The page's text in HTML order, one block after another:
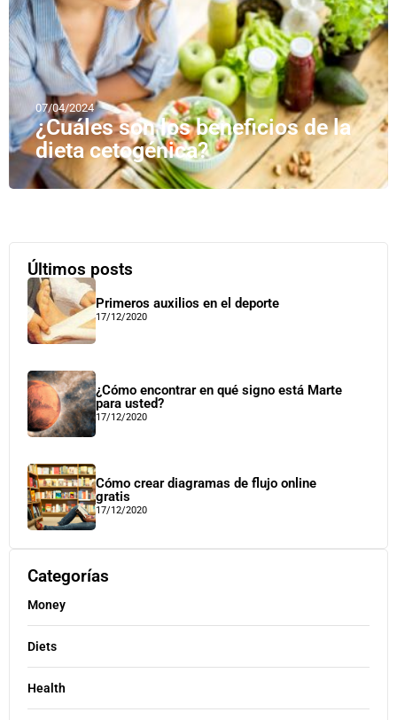
07/04/2024
¿Cuáles son los beneficios de la
dieta cetogénica?
Últimos posts
Primeros auxilios en el deporte
17/12/2020
¿Cómo encontrar en qué signo está Marte
para usted?
17/12/2020
Cómo crear diagramas de flujo online
gratis
17/12/2020
Categorías
Money
Diets
Health